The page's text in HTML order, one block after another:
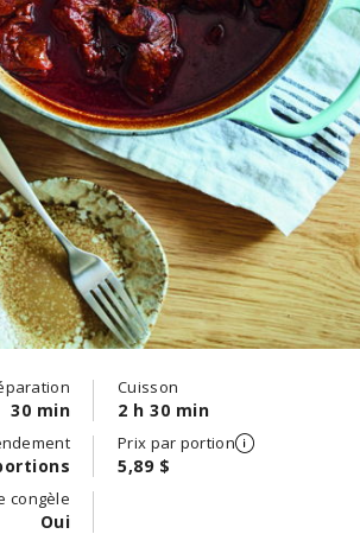
30 min
Cuisson
2 h 30 min
Prix par portion
5,89 $
congèle
Oui